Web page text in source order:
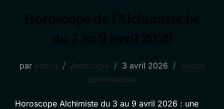
par admin Astrologie
Publié
le
3 avril 2026
Aucun
commentaire
Horoscope Alchimiste du 3 au 9 avril 2026 : une